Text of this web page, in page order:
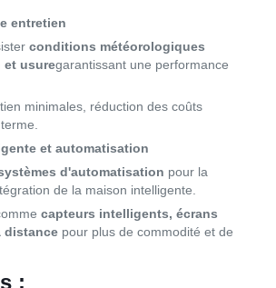
entretien
conditions météorologiques
usuregarantissant une performance
minimales, réduction des coûts
et automatisation
d'automatisation pour la
de la maison intelligente.
capteurs intelligents, écrans
distance pour plus de commodité et de
: